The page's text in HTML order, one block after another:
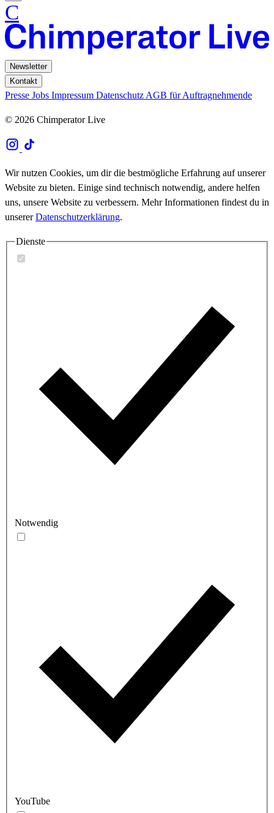
C
Newsletter
Kontakt
Presse Jobs Impressum Datenschutz AGB für Auftragnehmende
© 2026 Chimperator Live
Wir nutzen Cookies, um dir die bestmögliche Erfahrung auf unserer
Website zu bieten. Einige sind technisch notwendig, andere helfen
uns, unsere Website zu verbessern. Mehr Informationen findest du in
unsererDatenschutzerklärung.
Dienste
Notwendig
YouTube